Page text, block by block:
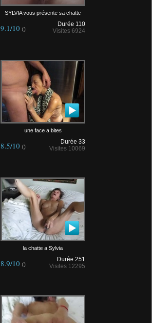
SYLVIA vous présente sa chatte
Durée 110
Visites 6924
9.1/10 ()
une face a bites
Durée 33
Visites 10069
8.5/10 ()
la chatte a Sylvia
Durée 251
Visites 12295
8.9/10 ()